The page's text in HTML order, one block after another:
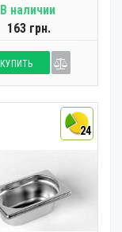
В наличии
163 грн.
КУПИТЬ
24